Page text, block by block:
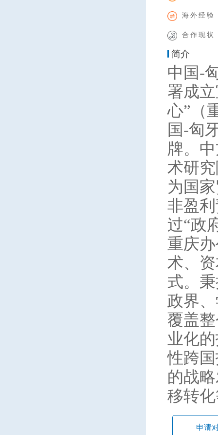
海外经验
合作现状
简介
中国-
署成
心”（
国-匈
牌。
术研
为国
非盈
过“政
重庆
术、
式。
政界
覆盖
业化
性跨
的战
移转
申请